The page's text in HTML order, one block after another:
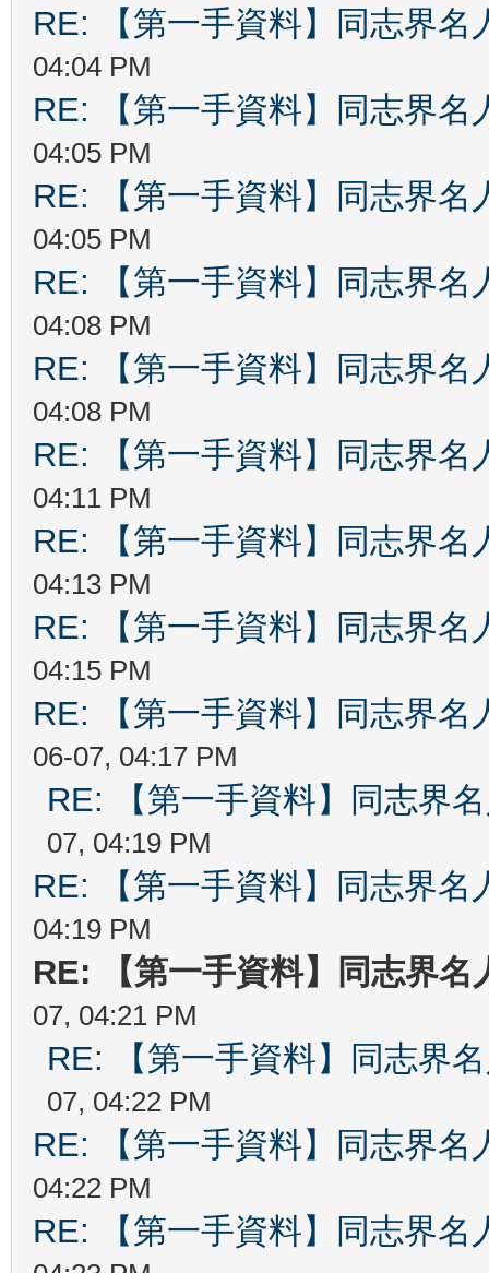
RE: 【第一手資料】同志界名
04:04 PM
RE: 【第一手資料】同志界名
04:05 PM
RE: 【第一手資料】同志界名
04:05 PM
RE: 【第一手資料】同志界名
04:08 PM
RE: 【第一手資料】同志界名
04:08 PM
RE: 【第一手資料】同志界名
04:11 PM
RE: 【第一手資料】同志界名
04:13 PM
RE: 【第一手資料】同志界名
04:15 PM
RE: 【第一手資料】同志界名
06-07, 04:17 PM
RE: 【第一手資料】同志界
07, 04:19 PM
RE: 【第一手資料】同志界名
04:19 PM
RE: 【第一手資料】同志界名
07, 04:21 PM
RE: 【第一手資料】同志界
07, 04:22 PM
RE: 【第一手資料】同志界名
04:22 PM
RE: 【第一手資料】同志界名